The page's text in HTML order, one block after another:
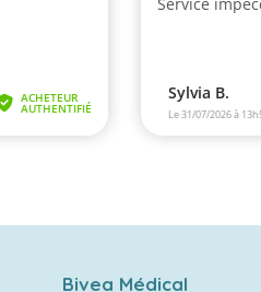
Bivea Médical